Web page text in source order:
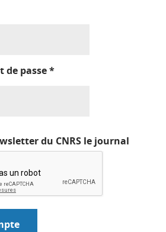
de passe*
du CNRS le journal